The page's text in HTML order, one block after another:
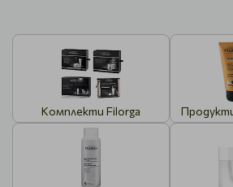
Комплекти Filorga